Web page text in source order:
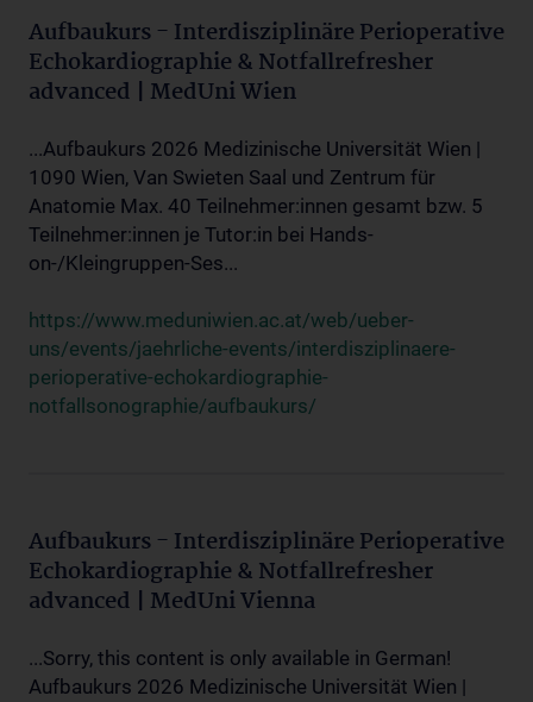
Aufbaukurs - Interdisziplinäre Perioperative
Echokardiographie & Notfallrefresher
advanced | MedUni Wien
...Aufbaukurs 2026 Medizinische Universität Wien |
1090 Wien, Van Swieten Saal und Zentrum für
Anatomie Max. 40 Teilnehmer:innen gesamt bzw. 5
Teilnehmer:innen je Tutor:in bei Hands-
on-/Kleingruppen-Ses...
https://www.meduniwien.ac.at/web/ueber-
uns/events/jaehrliche-events/interdisziplinaere-
perioperative-echokardiographie-
notfallsonographie/aufbaukurs/
Aufbaukurs - Interdisziplinäre Perioperative
Echokardiographie & Notfallrefresher
advanced | MedUni Vienna
...Sorry, this content is only available in German!
Aufbaukurs 2026 Medizinische Universität Wien |